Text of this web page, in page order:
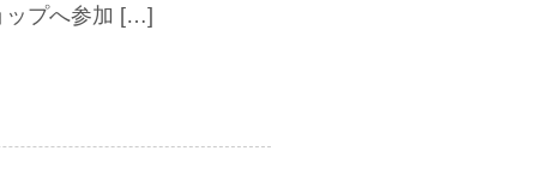
ップへ参加 […]